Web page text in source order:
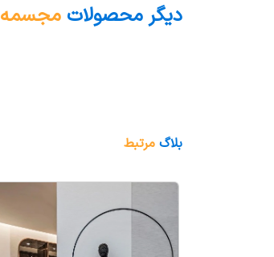
دیگر محصولات مجسمه
بلاگ مرتبط